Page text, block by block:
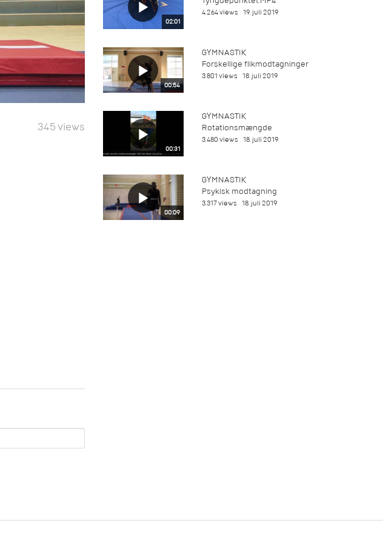
345 views
02:01
4.264 views 19. juli 2019
00:54
GYMNASTIK
Forskellige flikmodtagninger
3.801 views 18. juli 2019
00:31
GYMNASTIK
Rotationsmængde
3.480 views 18. juli 2019
00:09
GYMNASTIK
Psykisk modtagning
3.317 views 18. juli 2019